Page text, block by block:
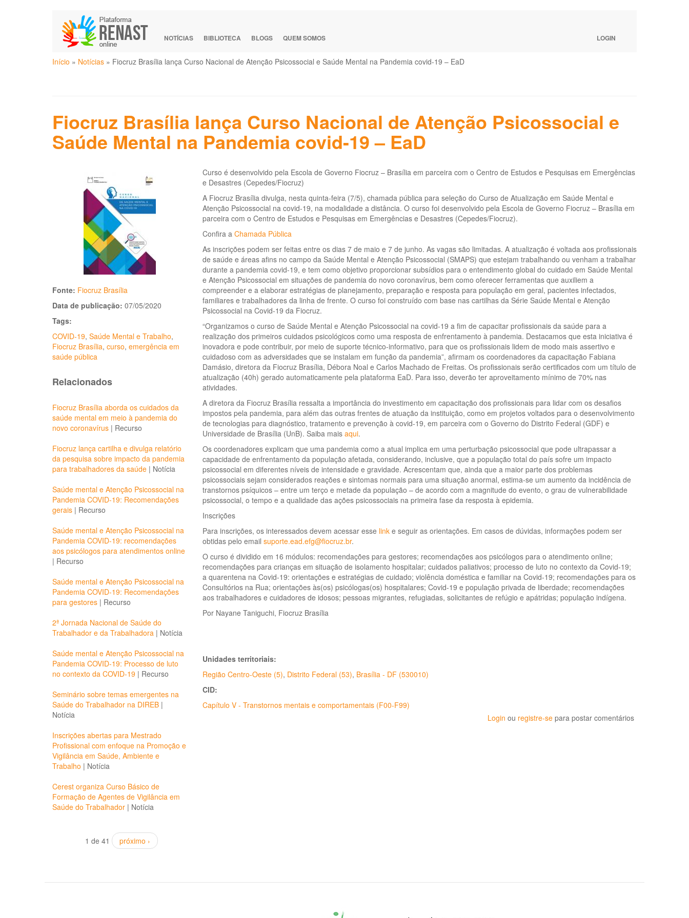
NOTÍCIAS BIBLIOTECA BLOGS QUEM SOMOS LOGIN
Você
Início » Notícias » Fiocruz Brasília lança Curso Nacional de Atenção Psicossocial e Saúde Mental na Pandemia covid-19 – EaD
Fiocruz Brasília lança Curso Nacional de Atenção Psicossocial e
Saúde Mental na Pandemia covid-19 – EaD
Fonte: Fiocruz Brasília
Data de publicação: 07/05/2020
Tags:
COVID-19, Saúde Mental e Trabalho,
Fiocruz Brasília, curso, emergência em
saúde pública
Relacionados
Fiocruz Brasília aborda os cuidados da
saúde mental em meio à pandemia do
novo coronavírus | Recurso
Fiocruz lança cartilha e divulga relatório
da pesquisa sobre impacto da pandemia
para trabalhadores da saúde | Notícia
Saúde mental e Atenção Psicossocial na
Pandemia COVID-19: Recomendações
gerais | Recurso
Saúde mental e Atenção Psicossocial na
Pandemia COVID-19: recomendações
aos psicólogos para atendimentos online
| Recurso
Saúde mental e Atenção Psicossocial na
Pandemia COVID-19: Recomendações
para gestores | Recurso
2ª Jornada Nacional de Saúde do
Trabalhador e da Trabalhadora | Notícia
Saúde mental e Atenção Psicossocial na
Pandemia COVID-19: Processo de luto
no contexto da COVID-19 | Recurso
Seminário sobre temas emergentes na
Saúde do Trabalhador na DIREB |
Notícia
Inscrições abertas para Mestrado
Profissional com enfoque na Promoção e
Vigilância em Saúde, Ambiente e
Trabalho | Notícia
Cerest organiza Curso Básico de
Formação de Agentes de Vigilância em
Saúde do Trabalhador | Notícia
1 de 41 próximo ›
Curso é desenvolvido pela Escola de Governo Fiocruz – Brasília em parceira com o Centro de Estudos e Pesquisas em Emergências
e Desastres (Cepedes/Fiocruz)
A Fiocruz Brasília divulga, nesta quinta-feira (7/5), chamada pública para seleção do Curso de Atualização em Saúde Mental e
Atenção Psicossocial na covid-19, na modalidade a distância. O curso foi desenvolvido pela Escola de Governo Fiocruz – Brasília em
parceira com o Centro de Estudos e Pesquisas em Emergências e Desastres (Cepedes/Fiocruz).
Confira a Chamada Pública
As inscrições podem ser feitas entre os dias 7 de maio e 7 de junho. As vagas são limitadas. A atualização é voltada aos profissionais
de saúde e áreas afins no campo da Saúde Mental e Atenção Psicossocial (SMAPS) que estejam trabalhando ou venham a trabalhar
durante a pandemia covid-19, e tem como objetivo proporcionar subsídios para o entendimento global do cuidado em Saúde Mental
e Atenção Psicossocial em situações de pandemia do novo coronavírus, bem como oferecer ferramentas que auxiliem a
compreender e a elaborar estratégias de planejamento, preparação e resposta para população em geral, pacientes infectados,
familiares e trabalhadores da linha de frente. O curso foi construído com base nas cartilhas da Série Saúde Mental e Atenção
Psicossocial na Covid-19 da Fiocruz.
“Organizamos o curso de Saúde Mental e Atenção Psicossocial na covid-19 a fim de capacitar profissionais da saúde para a
realização dos primeiros cuidados psicológicos como uma resposta de enfrentamento à pandemia. Destacamos que esta iniciativa é
inovadora e pode contribuir, por meio de suporte técnico-informativo, para que os profissionais lidem de modo mais assertivo e
cuidadoso com as adversidades que se instalam em função da pandemia”, afirmam os coordenadores da capacitação Fabiana
Damásio, diretora da Fiocruz Brasília, Débora Noal e Carlos Machado de Freitas. Os profissionais serão certificados com um título de
atualização (40h) gerado automaticamente pela plataforma EaD. Para isso, deverão ter aproveitamento mínimo de 70% nas
atividades.
A diretora da Fiocruz Brasília ressalta a importância do investimento em capacitação dos profissionais para lidar com os desafios
impostos pela pandemia, para além das outras frentes de atuação da instituição, como em projetos voltados para o desenvolvimento
de tecnologias para diagnóstico, tratamento e prevenção à covid-19, em parceira com o Governo do Distrito Federal (GDF) e
Universidade de Brasília (UnB). Saiba mais aqui.
Os coordenadores explicam que uma pandemia como a atual implica em uma perturbação psicossocial que pode ultrapassar a
capacidade de enfrentamento da população afetada, considerando, inclusive, que a população total do país sofre um impacto
psicossocial em diferentes níveis de intensidade e gravidade. Acrescentam que, ainda que a maior parte dos problemas
psicossociais sejam considerados reações e sintomas normais para uma situação anormal, estima-se um aumento da incidência de
transtornos psíquicos – entre um terço e metade da população – de acordo com a magnitude do evento, o grau de vulnerabilidade
psicossocial, o tempo e a qualidade das ações psicossociais na primeira fase da resposta à epidemia.
Inscrições
Para inscrições, os interessados devem acessar esse linke seguir as orientações. Em casos de dúvidas, informações podem ser
obtidas pelo email suporte.ead.efg@fiocruz.br.
O curso é dividido em 16 módulos: recomendações para gestores; recomendações aos psicólogos para o atendimento online;
recomendações para crianças em situação de isolamento hospitalar; cuidados paliativos; processo de luto no contexto da Covid-19;
a quarentena na Covid-19: orientações e estratégias de cuidado; violência doméstica e familiar na Covid-19; recomendações para os
Consultórios na Rua; orientações às(os) psicólogas(os) hospitalares; Covid-19 e população privada de liberdade; recomendações
aos trabalhadores e cuidadores de idosos; pessoas migrantes, refugiadas, solicitantes de refúgio e apátridas; população indígena.
Por Nayane Taniguchi, Fiocruz Brasília
Unidades territoriais:
Região Centro-Oeste (5), Distrito Federal (53), Brasília - DF (530010)
CID:
Capítulo V - Transtornos mentais e comportamentais (F00-F99)
Login ou registre-se para postar comentários